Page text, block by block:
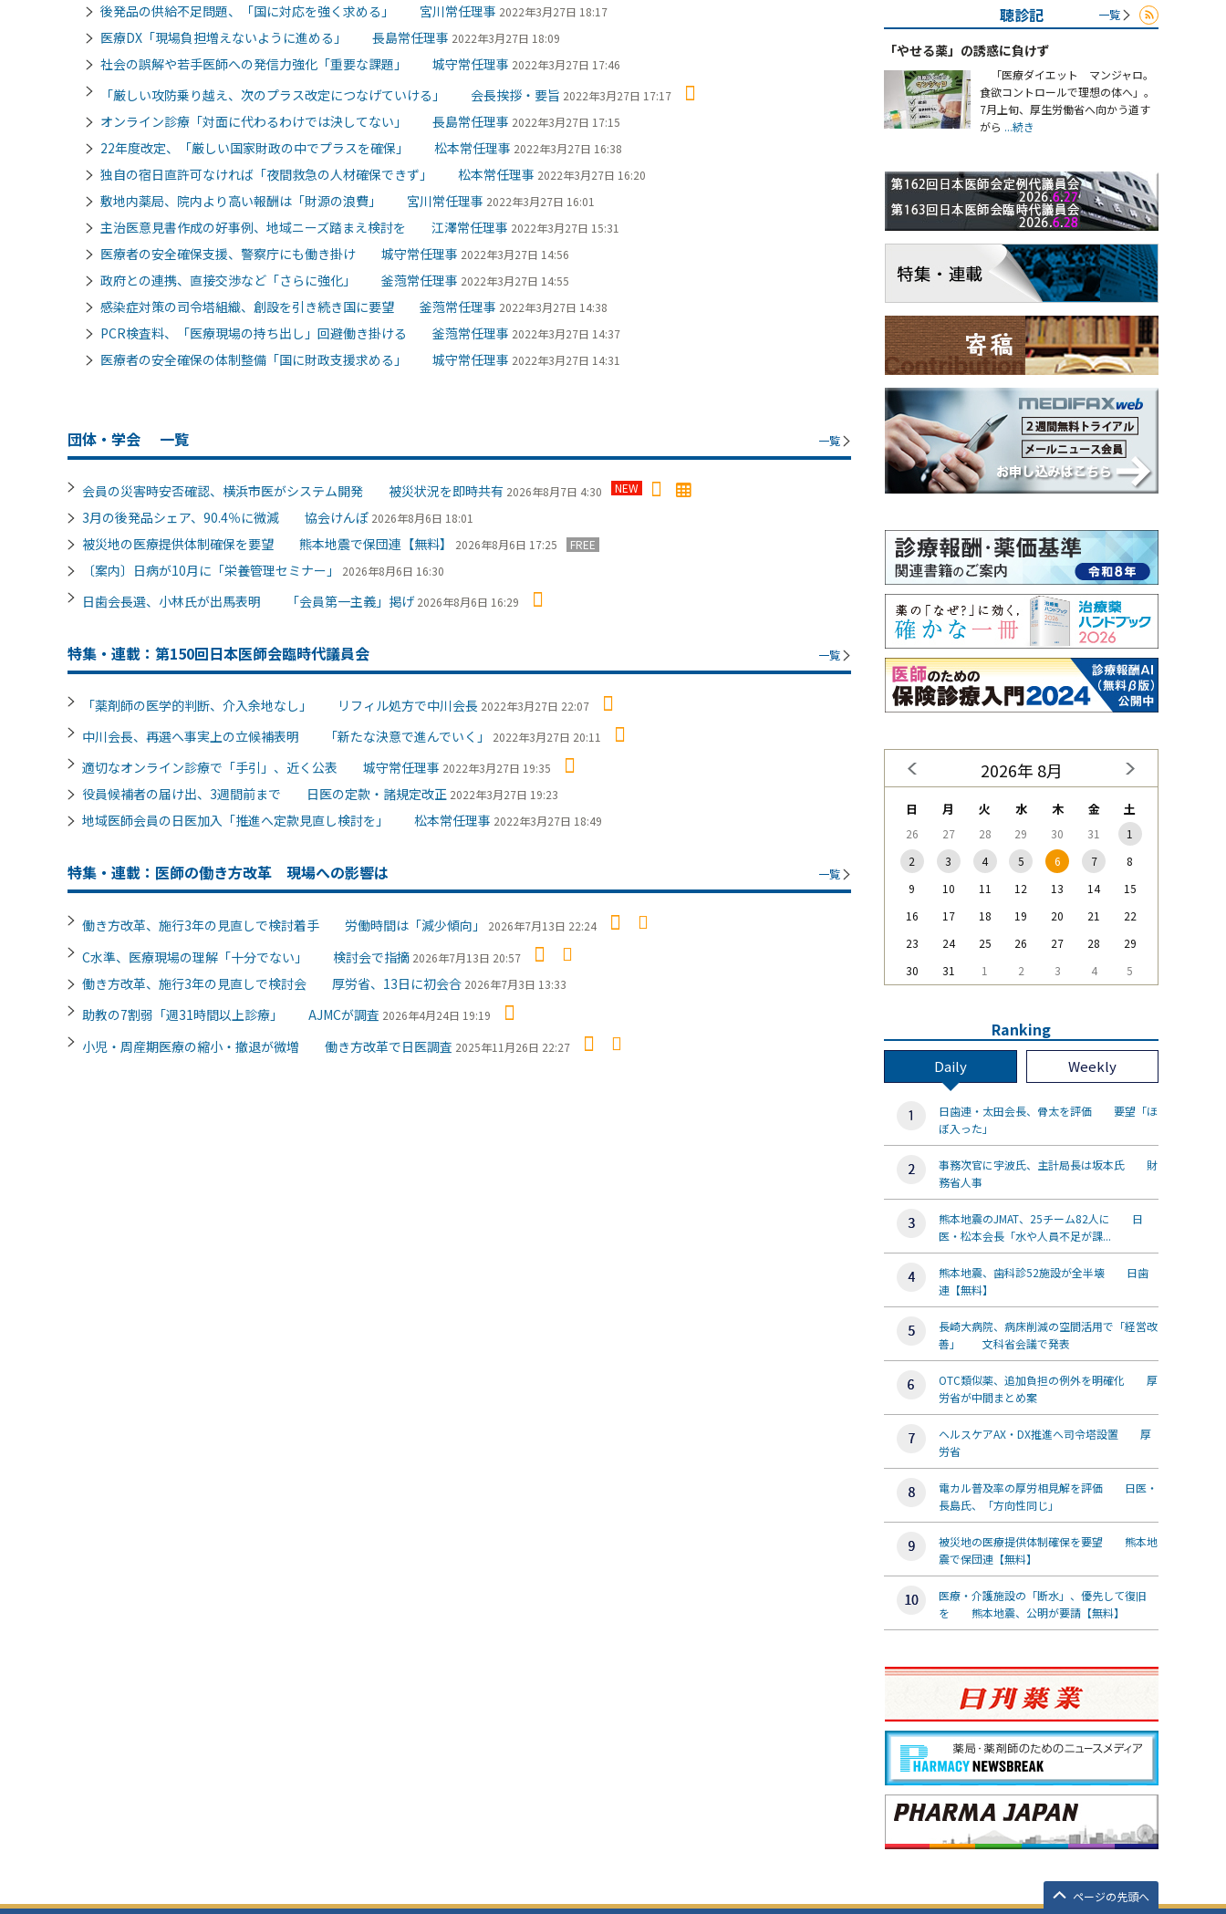
後発品の供給不足問題、「国に対応を強く求める」 宮川常任理事 2022年3月27日 18:17
医療DX「現場負担増えないように進める」 長島常任理事 2022年3月27日 18:09
社会の誤解や若手医師への発信力強化「重要な課題」 城守常任理事 2022年3月27日 17:46
「厳しい攻防乗り越え、次のプラス改定につなげていける」 会長挨拶・要旨 2022年3月27日 17:17
オンライン診療「対面に代わるわけでは決してない」 長島常任理事 2022年3月27日 17:15
22年度改定、「厳しい国家財政の中でプラスを確保」 松本常任理事 2022年3月27日 16:38
独自の宿日直許可なければ「夜間救急の人材確保できず」 松本常任理事 2022年3月27日 16:20
敷地内薬局、院内より高い報酬は「財源の浪費」 宮川常任理事 2022年3月27日 16:01
主治医意見書作成の好事例、地域ニーズ踏まえ検討を 江澤常任理事 2022年3月27日 15:31
医療者の安全確保支援、警察庁にも働き掛け 城守常任理事 2022年3月27日 14:56
政府との連携、直接交渉など「さらに強化」 釜萢常任理事 2022年3月27日 14:55
感染症対策の司令塔組織、創設を引き続き国に要望 釜萢常任理事 2022年3月27日 14:38
PCR検査料、「医療現場の持ち出し」回避働き掛ける 釜萢常任理事 2022年3月27日 14:37
医療者の安全確保の体制整備「国に財政支援求める」 城守常任理事 2022年3月27日 14:31
団体・学会 一覧 一覧
会員の災害時安否確認、横浜市医がシステム開発 被災状況を即時共有 2026年8月7日 4:30 NEW
3月の後発品シェア、90.4％に微減 協会けんぽ 2026年8月6日 18:01
被災地の医療提供体制確保を要望 熊本地震で保団連【無料】 2026年8月6日 17:25 FREE
〔案内〕日病が10月に「栄養管理セミナー」 2026年8月6日 16:30
日歯会長選、小林氏が出馬表明 「会員第一主義」掲げ 2026年8月6日 16:29
特集・連載：第150回日本医師会臨時代議員会 一覧
「薬剤師の医学的判断、介入余地なし」 リフィル処方で中川会長 2022年3月27日 22:07
中川会長、再選へ事実上の立候補表明 「新たな決意で進んでいく」 2022年3月27日 20:11
適切なオンライン診療で「手引」、近く公表 城守常任理事 2022年3月27日 19:35
役員候補者の届け出、3週間前まで 日医の定款・諸規定改正 2022年3月27日 19:23
地域医師会員の日医加入「推進へ定款見直し検討を」 松本常任理事 2022年3月27日 18:49
特集・連載：医師の働き方改革 現場への影響は 一覧
働き方改革、施行3年の見直しで検討着手 労働時間は「減少傾向」 2026年7月13日 22:24
C水準、医療現場の理解「十分でない」 検討会で指摘 2026年7月13日 20:57
働き方改革、施行3年の見直しで検討会 厚労省、13日に初会合 2026年7月3日 13:33
助教の7割弱「週31時間以上診療」 AJMCが調査 2026年4月24日 19:19
小児・周産期医療の縮小・撤退が微増 働き方改革で日医調査 2025年11月26日 22:27
聴診記 一覧
「やせる薬」の誘惑に負けず
「医療ダイエット マンジャロ。
食欲コントロールで理想の体へ」。
7月上旬、厚生労働省へ向かう道す
がら ...続き
2026年 8月
日 月 火 水 木 金 土
26 27 28 29 30 31
1
2
3 4 5 6 7
8
9
10 11 12 13 14
15
16
17 18 19 20 21
22
23
24 25 26 27 28
29
30
31 1 2 3 4 5
Ranking
Daily Weekly
日歯連・太田会長、骨太を評価 要望「ほ
ぼ入った」
事務次官に宇波氏、主計局長は坂本氏 財
務省人事
熊本地震のJMAT、25チーム82人に 日
医・松本会長「水や人員不足が課...
熊本地震、歯科診52施設が全半壊 日歯
連【無料】
長崎大病院、病床削減の空間活用で「経営改
善」 文科省会議で発表
OTC類似薬、追加負担の例外を明確化 厚
労省が中間まとめ案
ヘルスケアAX・DX推進へ司令塔設置 厚
労省
電カル普及率の厚労相見解を評価 日医・
長島氏、「方向性同じ」
被災地の医療提供体制確保を要望 熊本地
震で保団連【無料】
医療・介護施設の「断水」、優先して復旧
を 熊本地震、公明が要請【無料】
ページの先頭へ